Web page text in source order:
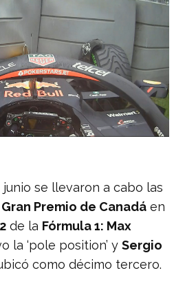
junio se llevaron a cabo las
Gran Premio de Canadá en
de la Fórmula 1: Max
la ‘pole position’ ySergio
como décimo tercero.